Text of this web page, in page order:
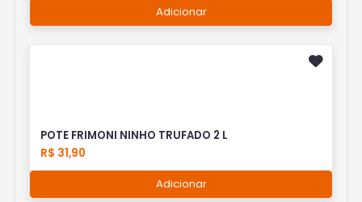
Adicionar
POTE FRIMONI NINHO TRUFADO 2 L
R$ 31,90
Adicionar